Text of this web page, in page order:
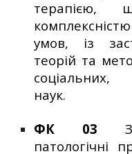
терапією,
умов, із
теорій та
соціальних,
наук.
ФК 03
патологічні